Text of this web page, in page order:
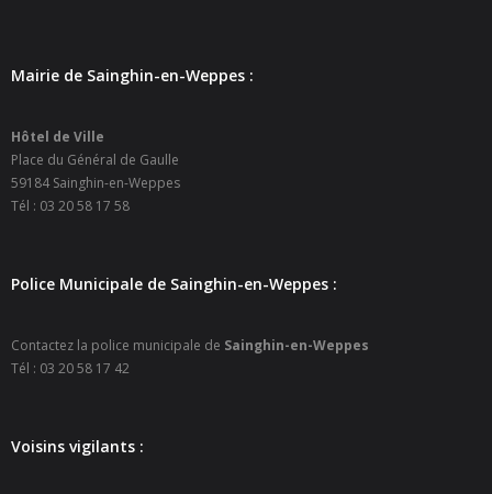
- - Maison de la Petite Enfance De Bulle en Bulles
- - Micro-Crèches Léa et Léo / Hapili
- - - Hapili Gare par Léa et Léo
Mairie
- CNI - Passeport - Certification d'identité numérique
Mairie de Sainghin-en-Weppes :
Hôtel de Ville
Place du Général de Gaulle
59184 Sainghin-en-Weppes
Tél : 03 20 58 17 58
Police Municipale de Sainghin-en-Weppes :
Contactez la police municipale de Sainghin-en-Weppes
Tél : 03 20 58 17 42
Voisins vigilants :